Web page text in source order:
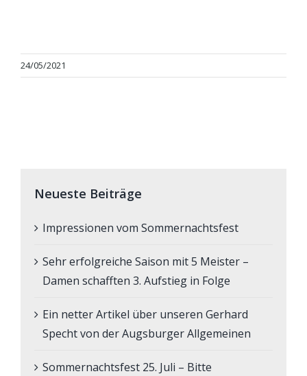
24/05/2021
Neueste Beiträge
Impressionen vom Sommernachtsfest
Sehr erfolgreiche Saison mit 5 Meister –
Damen schafften 3. Aufstieg in Folge
Ein netter Artikel über unseren Gerhard
Specht von der Augsburger Allgemeinen
Sommernachtsfest 25. Juli – Bitte